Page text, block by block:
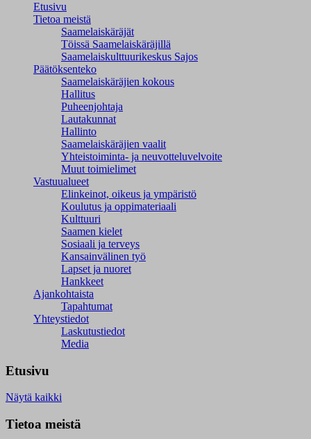
Etusivu
Tietoa meistä
Saamelaiskäräjät
Töissä Saamelaiskäräjillä
Saamelaiskulttuuri­keskus Sajos
Päätöksenteko
Saamelaiskäräjien kokous
Hallitus
Puheenjohtaja
Lautakunnat
Hallinto
Saamelaiskäräjien vaalit
Yhteistoiminta- ja neuvotteluvelvoite
Muut toimielimet
Vastuualueet
Elinkeinot, oikeus ja ympäristö
Koulutus ja oppimateriaali
Kulttuuri
Saamen kielet
Sosiaali ja terveys
Kansainvälinen työ
Lapset ja nuoret
Hankkeet
Ajankohtaista
Tapahtumat
Yhteystiedot
Laskutustiedot
Media
Etusivu
Näytä kaikki
Tietoa meistä